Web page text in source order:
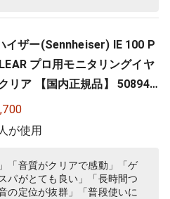
イザー(Sennheiser) IE 100 P
プロ用モニタリングイヤ
リア 【国内正規品】 508941
型 有線イヤホン
が使用
「音質がクリアで感動」「ゲ
パがとても良い」「長時間つ
の定位が抜群」「普段使いに